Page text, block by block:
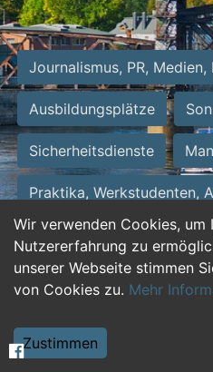
Wir verwenden Cookies, um
Nutzererfahrung zu
unserer Webseite stimmen
von Cookies zu. Mehr
Zustimmen
Journalismus, PR, Medien,
Ausbildungsplätze
Sicherheitsdienste
Praktika, Werkstudenten,
Personalwesen
Hilfskräfte, Aushilfs- und
Weiterbildung, Studium,